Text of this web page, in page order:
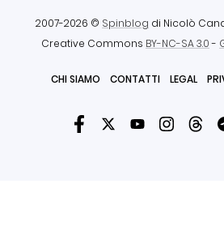
2007-2026 © Spinblog di Nicolò
Creative Commons BY-NC-SA 3.0-
CHI SIAMO CONTATTI LEGAL